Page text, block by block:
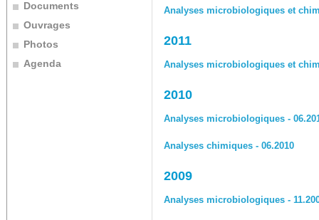
Documents
Ouvrages
Photos
Agenda
Analyses microbiologiques et
2011
Analyses microbiologiques et
2010
Analyses microbiologiques -
Analyses chimiques - 06.2010
2009
Analyses microbiologiques -